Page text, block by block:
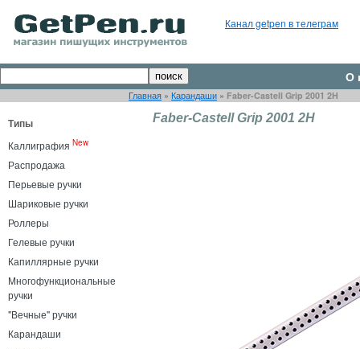
Канал getpen в телеграм
О
Главная » Карандаши » Faber-Castell Grip 2001 2H
Типы
Каллиграфия New
Распродажа
Перьевые ручки
Шариковые ручки
Роллеры
Гелевые ручки
Капиллярные ручки
Многофункциональные
ручки
"Вечные" ручки
Карандаши
Faber-Castell Grip 2001 2H